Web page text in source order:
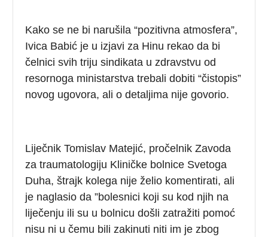
Kako se ne bi narušila “pozitivna atmosfera”,
Ivica Babić je u izjavi za Hinu rekao da bi
čelnici svih triju sindikata u zdravstvu od
resornoga ministarstva trebali dobiti “čistopis”
novog ugovora, ali o detaljima nije govorio.
Liječnik Tomislav Matejić, pročelnik Zavoda
za traumatologiju Kliničke bolnice Svetoga
Duha, štrajk kolega nije želio komentirati, ali
je naglasio da ”bolesnici koji su kod njih na
liječenju ili su u bolnicu došli zatražiti pomoć
nisu ni u čemu bili zakinuti niti im je zbog